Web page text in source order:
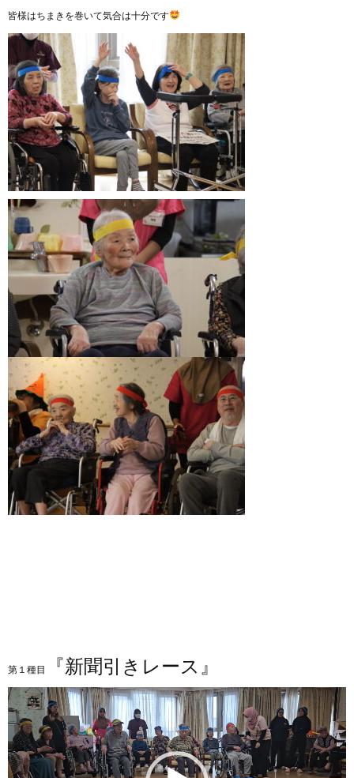
皆様はちまきを巻いて気合は十分です
第１種目 『新聞引きレース』
動
画
プ
レ
ー
ヤ
ー